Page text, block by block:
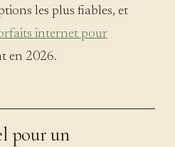
les plus fiables, et
internet pour
en 2026.
pour un